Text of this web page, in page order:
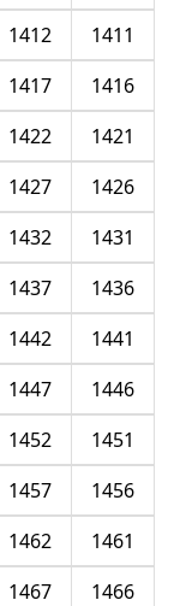
1411
1412
1416
1417
1421
1422
1426
1427
1431
1432
1436
1437
1441
1442
1446
1447
1451
1452
1456
1457
1461
1462
1466
1467